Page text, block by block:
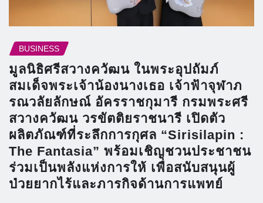
BUSINESS
มูลนิธิศรีสวางควัฒน ในพระอุปถัมภ์
สมเด็จพระเจ้าน้องนางเธอ เจ้าฟ้าจุฬาภ
รณวลัยลักษณ์ อัครราชกุมารี กรมพระศรี
สวางควัฒน วรขัตติยราชนารี เปิดตัว
ผลิตภัณฑ์ที่ระลึกการกุศล “Sirisilapin :
The Fantasia” พร้อมเชิญชวนประชาชน
ร่วมเป็นพลังแห่งการให้ เพื่อสนับสนุนผู้
ป่วยยากไร้และภารกิจด้านการแพทย์